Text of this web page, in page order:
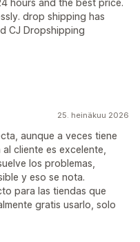
drop shipping has
CJ Dropshipping
25. heinäkuu 2026
aunque a veces tiene
cliente es excelente,
los problemas,
y eso se nota.
para las tiendas que
gratis usarlo, solo